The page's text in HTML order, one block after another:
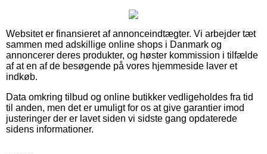
Websitet er finansieret af annonceindtægter. Vi arbejder tæt
sammen med adskillige online shops i Danmark og
annoncerer deres produkter, og høster kommission i tilfælde
af at en af de besøgende på vores hjemmeside laver et
indkøb.
Data omkring tilbud og online butikker vedligeholdes fra tid
til anden, men det er umuligt for os at give garantier imod
justeringer der er lavet siden vi sidste gang opdaterede
sidens informationer.